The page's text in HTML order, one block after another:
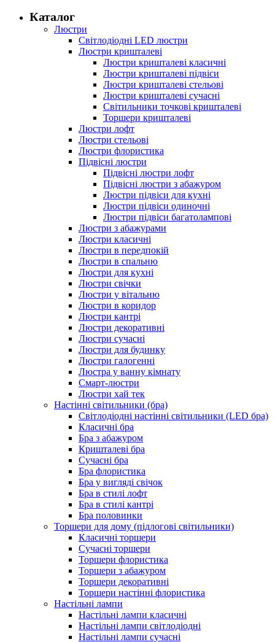
Каталог
Люстри
Світлодіодні LED люстри
Люстри кришталеві
Люстри кришталеві класичні
Люстри кришталеві підвіси
Люстри кришталеві стельові
Люстри кришталеві сучасні
Світильники точкові кришталеві
Торшери кришталеві
Люстри лофт
Люстри стельові
Люстри флористика
Підвісні люстри
Підвісні люстри лофт
Підвісні люстри з абажуром
Люстри підвіси для кухні
Люстри підвіси одиночні
Люстри підвіси багатолампові
Люстри з абажурами
Люстри класичні
Люстри в передпокій
Люстри в спальню
Люстри для кухні
Люстри свічки
Люстри у вітальню
Люстри в коридор
Люстри кантрі
Люстри декоративні
Люстри сучасні
Люстри для будинку
Люстри галогенні
Люстра у ванну кімнату
Смарт-люстри
Люстри хай тек
Настінні світильники (бра)
Світлодіодні настінні світильники (LED бра)
Класичні бра
Бра з абажуром
Кришталеві бра
Сучасні бра
Бра флористика
Бра у вигляді свічок
Бра в стилі лофт
Бра в стилі кантрі
Бра половинки
Торшери для дому (підлогові світильники)
Класичні торшери
Сучасні торшери
Торшери флористика
Торшери з абажуром
Торшери декоративні
Торшери настінні флористика
Настільні лампи
Настільні лампи класичні
Настільні лампи світлодіодні
Настільні лампи сучасні